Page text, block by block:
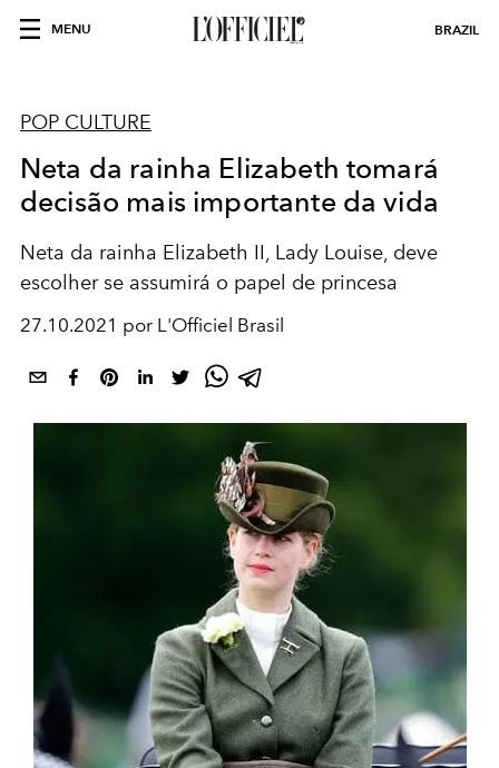
MENU BRAZIL
POP CULTURE
Neta da rainha Elizabeth tomará
decisão mais importante da vida
Neta da rainha Elizabeth II, Lady Louise, deve
escolher se assumirá o papel de princesa
27.10.2021 por L'Officiel Brasil